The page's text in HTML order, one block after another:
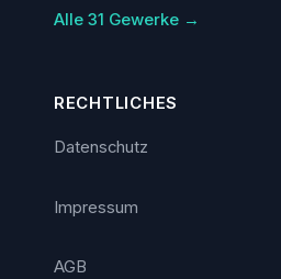
Alle 31 Gewerke →
RECHTLICHES
Datenschutz
Impressum
AGB